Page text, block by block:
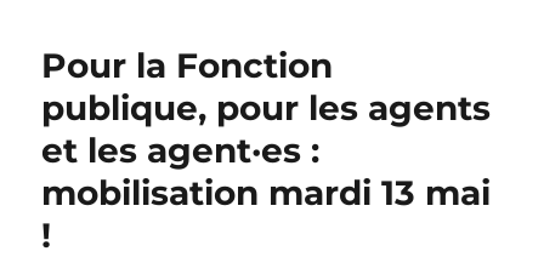
Pour la Fonction
publique, pour les agents
et les agent·es :
mobilisation mardi 13 mai
!